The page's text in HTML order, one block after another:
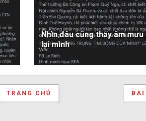
Nhìn đâu cũng thấy âm mưu
lại mình
BÀI
TRANG CHỦ